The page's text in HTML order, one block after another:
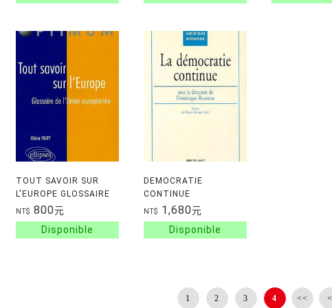
TOUT SAVOIR SUR
L'EUROPE GLOSSAIRE
DE L'UNION
EUROPEENNE
NT$ 800元
DEMOCRATIE
CONTINUE
NT$ 1,680元
1 2 3 4 << <